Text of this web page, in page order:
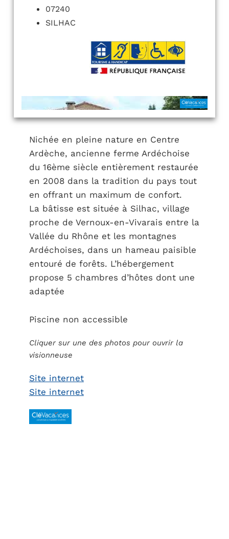
07240
SILHAC
Nichée en pleine nature en Centre
Ardèche, ancienne ferme Ardéchoise
du 16ème siècle entièrement restaurée
en 2008 dans la tradition du pays tout
en offrant un maximum de confort.
La bâtisse est située à Silhac, village
proche de Vernoux-en-Vivarais entre la
Vallée du Rhône et les montagnes
Ardéchoises, dans un hameau paisible
entouré de forêts. L’hébergement
propose 5 chambres d’hôtes dont une
adaptée
Piscine non accessible
Cliquer sur une des photos pour ouvrir la
visionneuse
Site internet
Site internet